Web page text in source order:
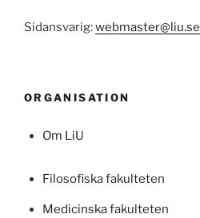
Sidansvarig:webmaster@liu.se
ORGANISATION
Om LiU
Filosofiska fakulteten
Medicinska fakulteten